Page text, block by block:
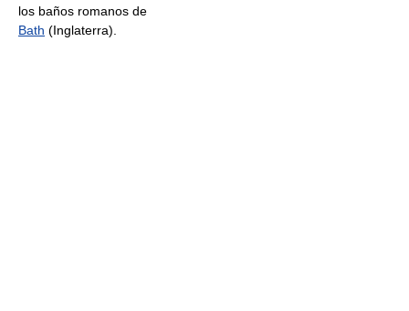
los baños romanos de
Bath (Inglaterra).